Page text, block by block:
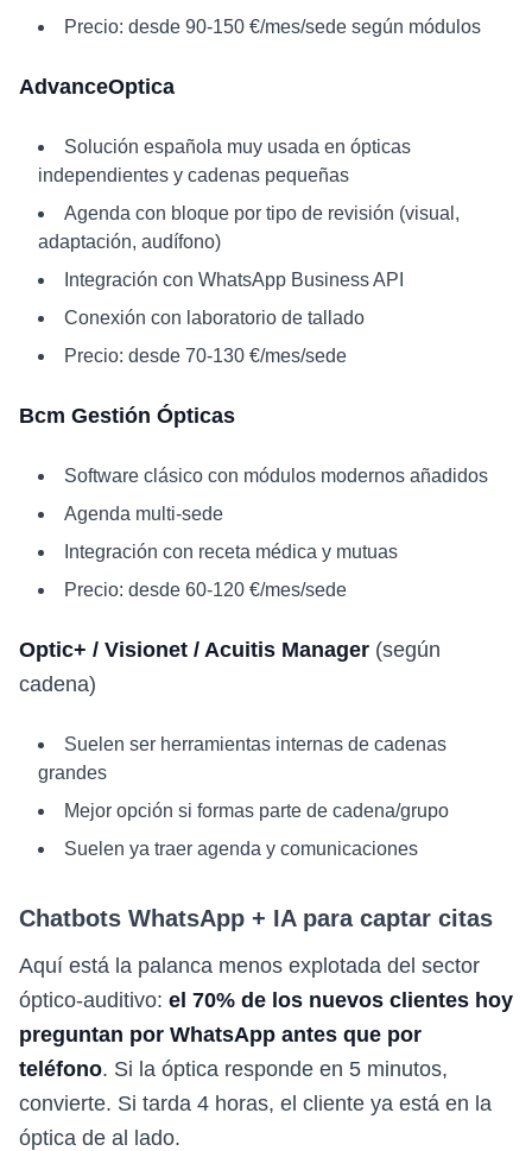
Precio: desde 90-150 €/mes/sede según módulos
AdvanceOptica
Solución española muy usada en ópticas
independientes y cadenas pequeñas
Agenda con bloque por tipo de revisión (visual,
adaptación, audífono)
Integración con WhatsApp Business API
Conexión con laboratorio de tallado
Precio: desde 70-130 €/mes/sede
Bcm Gestión Ópticas
Software clásico con módulos modernos añadidos
Agenda multi-sede
Integración con receta médica y mutuas
Precio: desde 60-120 €/mes/sede
Optic+ / Visionet / Acuitis Manager (según
cadena)
Suelen ser herramientas internas de cadenas
grandes
Mejor opción si formas parte de cadena/grupo
Suelen ya traer agenda y comunicaciones
Chatbots WhatsApp + IA para captar citas
Aquí está la palanca menos explotada del sector
óptico-auditivo: el 70% de los nuevos clientes hoy
preguntan por WhatsApp antes que por
teléfono. Si la óptica responde en 5 minutos,
convierte. Si tarda 4 horas, el cliente ya está en la
óptica de al lado.